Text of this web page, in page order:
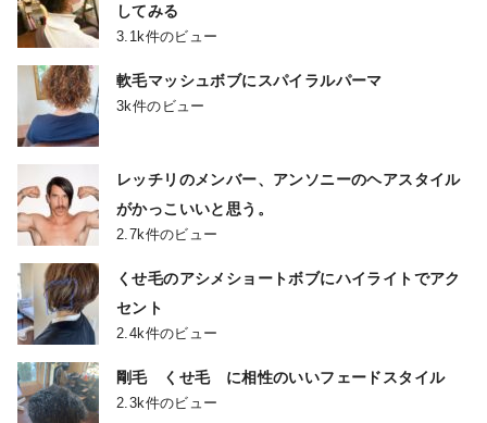
してみる
3.1k件のビュー
軟毛マッシュボブにスパイラルパーマ
3k件のビュー
レッチリのメンバー、アンソニーのヘアスタイル
がかっこいいと思う。
2.7k件のビュー
くせ毛のアシメショートボブにハイライトでアク
セント
2.4k件のビュー
剛毛 くせ毛 に相性のいいフェードスタイル
2.3k件のビュー